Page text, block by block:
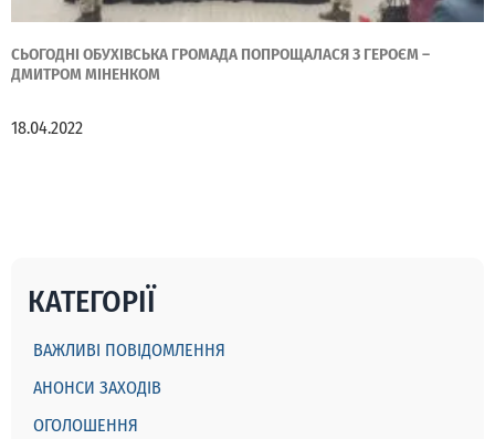
СЬОГОДНІ ОБУХІВСЬКА ГРОМАДА ПОПРОЩАЛАСЯ З ГЕРОЄМ –
ДМИТРОМ МІНЕНКОМ
18.04.2022
КАТЕГОРІЇ
ВАЖЛИВІ ПОВІДОМЛЕННЯ
АНОНСИ ЗАХОДІВ
ОГОЛОШЕННЯ